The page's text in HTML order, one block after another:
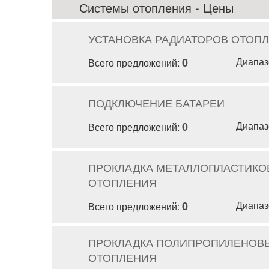
Системы отопления - Цены
УСТАНОВКА РАДИАТОРОВ
Всего предложений: 0
ПОДКЛЮЧЕНИЕ БАТАРЕИ
Всего предложений: 0
ПРОКЛАДКА
ОТОПЛЕНИЯ
Всего предложений: 0
ПРОКЛАДКА
ОТОПЛЕНИЯ